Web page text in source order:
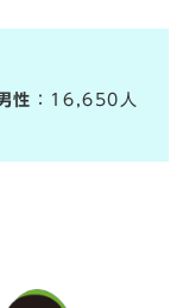
性 ：16,650人